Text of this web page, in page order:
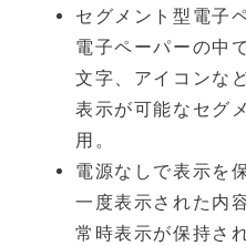
セグメント型電子
電子ペーパーの中
文字、アイコンな
表示が可能なセグ
用。
電源なしで表示を
一度表示された内
常時表示が保持さ